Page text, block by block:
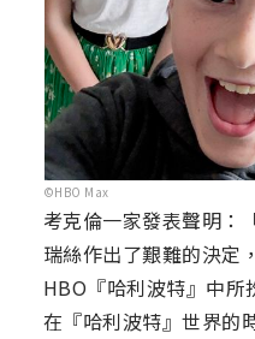
©HBO Max
考克倫一家發表聲明：
瑞絲作出了艱難的決定
HBO『哈利波特』中
在『哈利波特』世界的